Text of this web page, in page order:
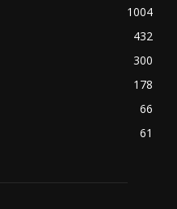
1004
432
300
178
66
61